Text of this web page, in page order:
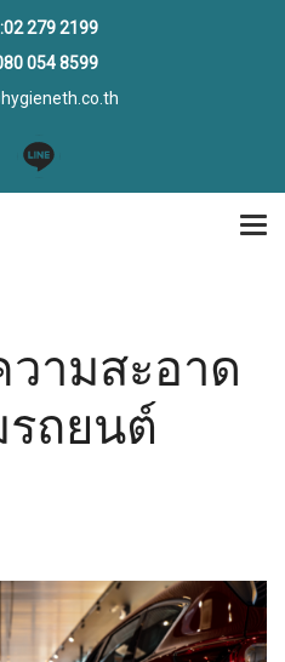
:02 279 2199
054 8599
ามสะอาด
ถยนต์